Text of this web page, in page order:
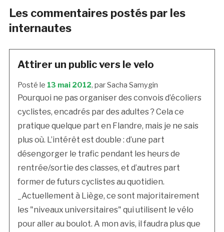
Les commentaires postés par les
internautes
Attirer un public vers le velo
Posté le 13 mai 2012, par Sacha Samygin
Pourquoi ne pas organiser des convois d’écoliers
cyclistes, encadrés par des adultes ? Cela ce
pratique quelque part en Flandre, mais je ne sais
plus où. L’intérêt est double : d’une part
désengorger le trafic pendant les heurs de
rentrée/sortie des classes, et d’autres part
former de futurs cyclistes au quotidien.
_Actuellement à Liège, ce sont majoritairement
les "niveaux universitaires" qui utilisent le vélo
pour aller au boulot. A mon avis, il faudra plus que